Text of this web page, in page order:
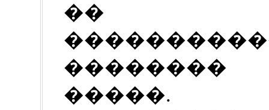
��
��������
�����.